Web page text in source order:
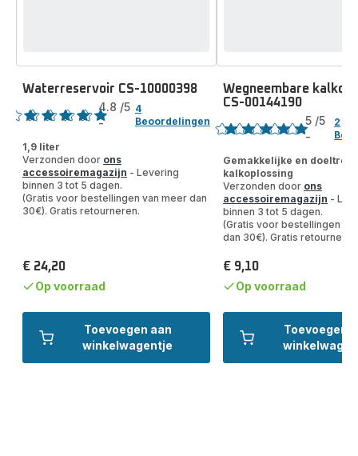
Toevoegen aan
winkelwagentje
Waterreservoir CS-10000398
Beoordeling
4.8 /5
-
4
Beoordelingen
1,9 liter
Verzonden door ons
accessoiremagazijn - Levering
binnen 3 tot 5 dagen.
(Gratis voor bestellingen van meer dan
30€). Gratis retourneren.
Prijs
€ 24,20
Op voorraad
Toevoegen
Wegneembare
CS-00144190
Beoordeling
met
5
sterren
(gemiddeld)
5 /5
-
2
Gemakkelijke en
kalkoplossing
Verzonden door ons
accessoiremagazijn -
binnen 3 tot 5 dagen.
(Gratis voor bestellingen
dan 30€). Gratis
Prijs
€ 9,10
Op voorraad